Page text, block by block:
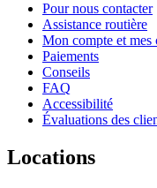
Pour nous contacter
Assistance routière
Mon compte et mes
Paiements
Conseils
FAQ
Accessibilité
Évaluations des
Locations